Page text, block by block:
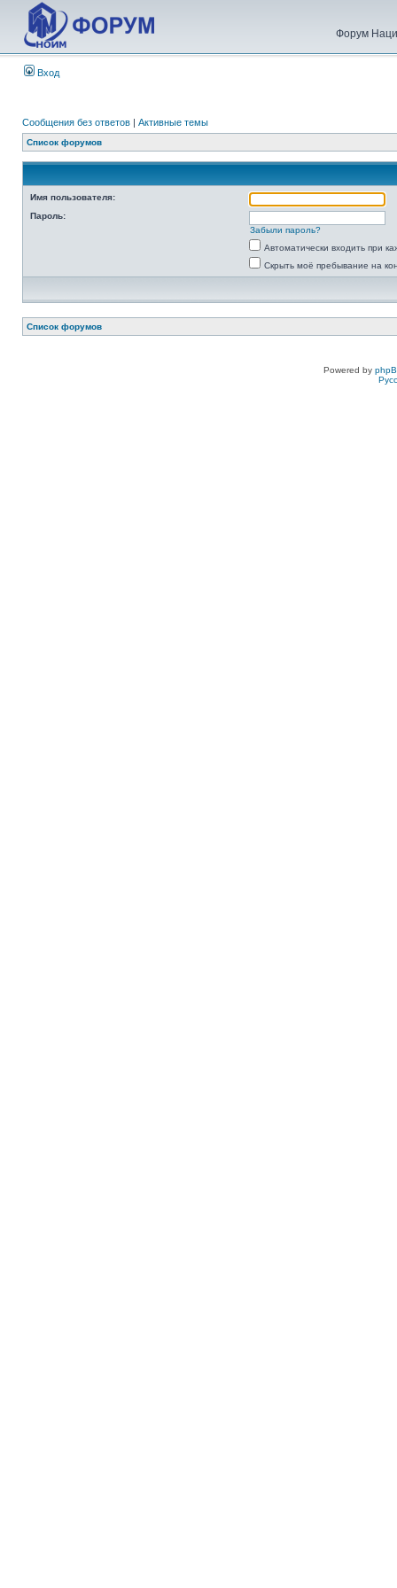
Форум
Вход
Сообщения без ответов | Активные темы
Список форумов
Имя пользователя:
Пароль:
Забыли пароль?
Автоматически входить при
Скрыть моё пребывание на
Список форумов
Powered by